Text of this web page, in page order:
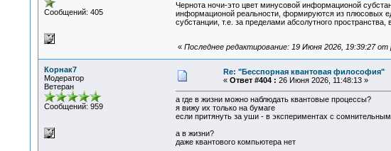
Сообщений: 405
Чернота ночи-это цвет минусовой информационой
информационой реальности, формируются из плюсовых
субстанции, т.е. за пределами абсолутного
« Последнее редактирование: 19 Июня 2026, 19:39:27 от
Корнак7
Модератор
Ветеран
Сообщений: 959
Re: "Бесспорная квантовая философия"
« Ответ #404 : 26 Июня 2026, 11:48:13 »
а где в жизни можно наблюдать квантовые процессы?
я вижу их только на бумаге
если притянуть за уши - в экспериментах с
а в жизни?
даже квантового компьютера нет